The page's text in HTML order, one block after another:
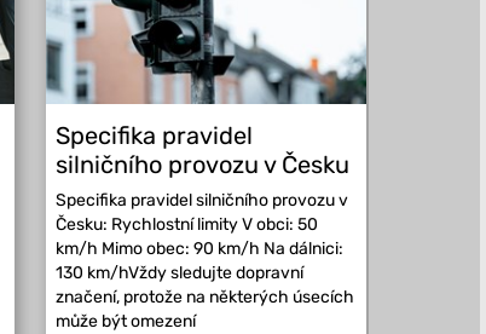
Specifika pravidel
silničního provozu v Česku
Specifika pravidel silničního provozu v
Česku: Rychlostní limity V obci: 50
km/h Mimo obec: 90 km/h Na dálnici:
130 km/hVždy sledujte dopravní
značení, protože na některých úsecích
může být omezení